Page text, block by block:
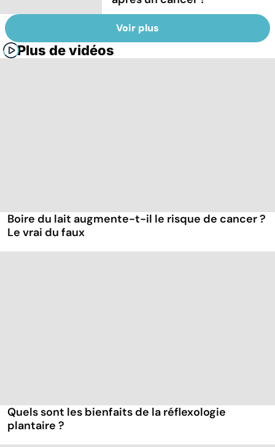
Voir plus
Plus de vidéos
Boire du lait augmente-t-il le risque de cancer ?
Le vrai du faux
Quels sont les bienfaits de la réflexologie
plantaire ?